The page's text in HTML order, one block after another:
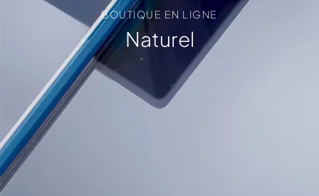
BOUTIQUE EN LIGNE
Naturel